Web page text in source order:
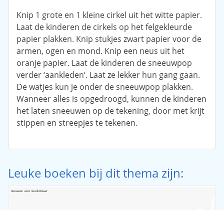
Knip 1 grote en 1 kleine cirkel uit het witte papier.
Laat de kinderen de cirkels op het felgekleurde
papier plakken. Knip stukjes zwart papier voor de
armen, ogen en mond. Knip een neus uit het
oranje papier. Laat de kinderen de sneeuwpop
verder ‘aankleden’. Laat ze lekker hun gang gaan.
De watjes kun je onder de sneeuwpop plakken.
Wanneer alles is opgedroogd, kunnen de kinderen
het laten sneeuwen op de tekening, door met krijt
stippen en streepjes te tekenen.
Leuke boeken bij dit thema zijn: